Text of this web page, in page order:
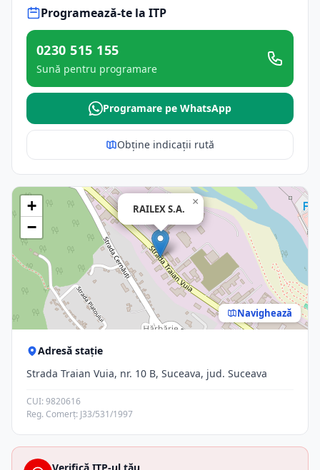
Programează-te la ITP
0230 515 155
Sună pentru programare
Programare pe WhatsApp
Obține indicații rută
RAILEX S.A.
×
+
−
Navighează
Adresă stație
Strada Traian Vuia, nr. 10 B, Suceava, jud. Suceava
CUI: 9820616
Reg. Comerț: J33/531/1997